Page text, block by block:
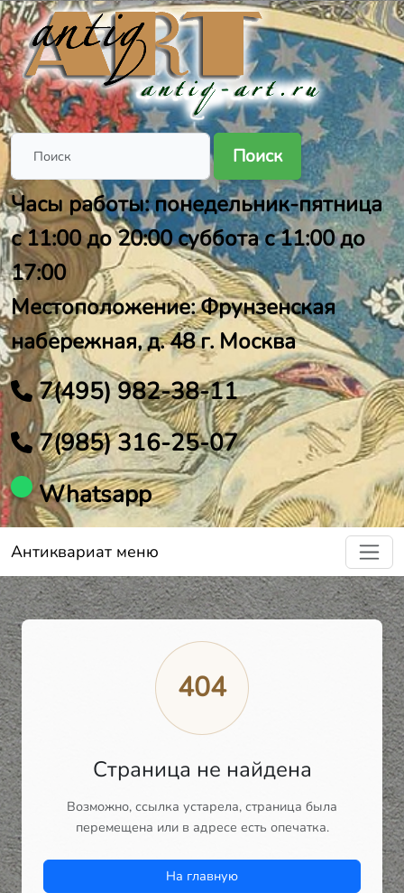
Поиск
Часы работы: понедельник-пятница
с 11:00 до 20:00 суббота с 11:00 до
17:00
Местоположение: Фрунзенская
набережная, д. 48 г. Москва
7(495) 982-38-11
7(985) 316-25-07
Whatsapp
Антиквариат меню
404
Страница не найдена
Возможно, ссылка устарела, страница была
перемещена или в адресе есть опечатка.
На главную